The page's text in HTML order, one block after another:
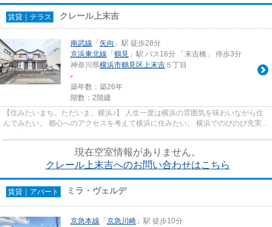
賃貸｜テラス クレール上末吉
南武線 「 矢向 」駅 徒歩28分
京浜東北線 「 鶴見 」駅 バス16分 「末吉橋」 停歩3分
神奈川県横浜市鶴見区上末吉 ５丁目
-
築年数：築26年
階数：2階建
【住みたいまち。ただいま、横浜♪】 人生一度は横浜の雰囲気を味わいながら住
んでみたい。 都心へのアクセスを考えて横浜に住みたい。 横浜でのびのび充実し
現在空室情報がありません。
クレール上末吉へのお問い合わせはこちら
賃貸｜アパート ミラ・ヴェルデ
京急本線 「 京急川崎 」駅 徒歩10分